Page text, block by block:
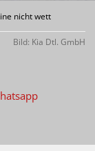
nicht wett
Bild: Kia Dtl. GmbH